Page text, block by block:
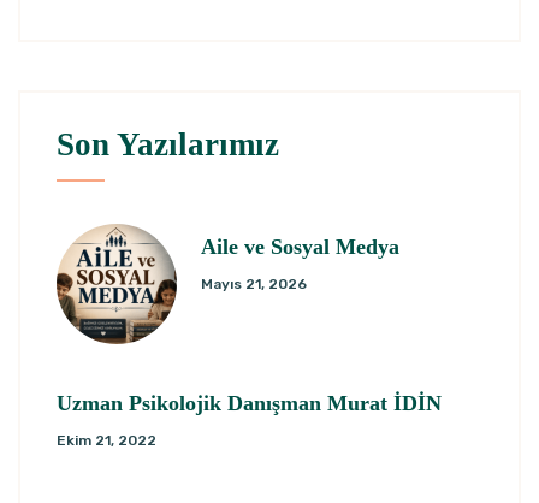
Son Yazılarımız
Aile ve Sosyal Medya
Mayıs 21, 2026
Uzman Psikolojik Danışman Murat İDİN
Ekim 21, 2022